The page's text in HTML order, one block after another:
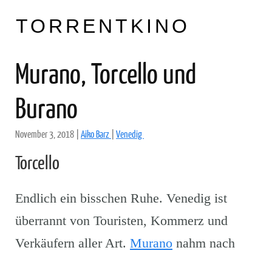
TORRENTKINO
Murano, Torcello und
Burano
November 3, 2018 Aiko Barz Venedig
Torcello
Endlich ein bisschen Ruhe. Venedig ist
überrannt von Touristen, Kommerz und
Verkäufern aller Art. Murano nahm nach